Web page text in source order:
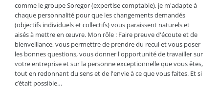
comme le groupe Soregor (expertise comptable), je m'adapte à
chaque personnalité pour que les changements demandés
(objectifs individuels et collectifs) vous paraissent naturels et
aisés à mettre en œuvre. Mon rôle : Faire preuve d'écoute et de
bienveillance, vous permettre de prendre du recul et vous poser
les bonnes questions, vous donner l'opportunité de travailler sur
votre entreprise et sur la personne exceptionnelle que vous êtes,
tout en redonnant du sens et de l'envie à ce que vous faites. Et si
c’était possible…